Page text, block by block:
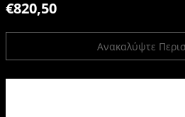
€820,50
Ανακαλύψτε